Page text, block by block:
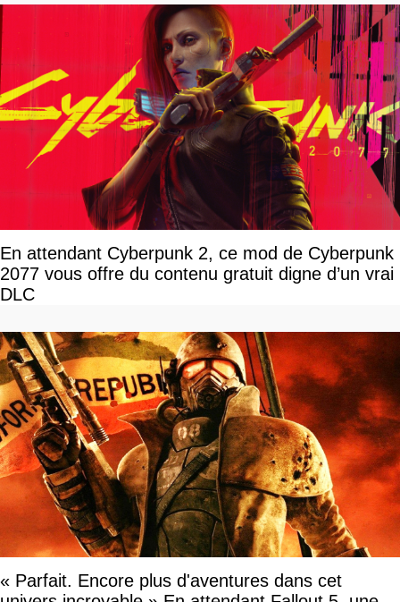
En attendant Cyberpunk 2, ce mod de Cyberpunk
2077 vous offre du contenu gratuit digne d’un vrai
DLC
« Parfait. Encore plus d'aventures dans cet